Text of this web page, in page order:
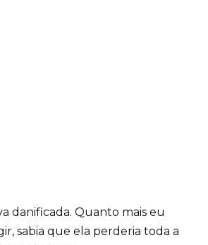
danificada. Quanto mais eu
sabia que ela perderia toda a